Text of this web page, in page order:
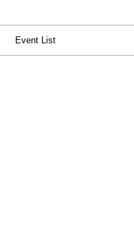
Event List